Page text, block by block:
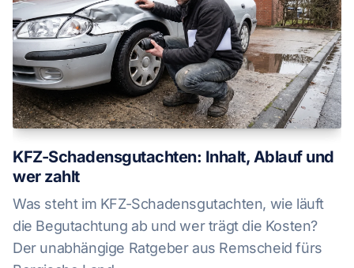
KFZ-Schadensgutachten: Inhalt, Ablauf und
wer zahlt
Was steht im KFZ-Schadensgutachten, wie läuft
die Begutachtung ab und wer trägt die Kosten?
Der unabhängige Ratgeber aus Remscheid fürs